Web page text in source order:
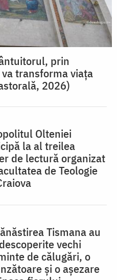
prin
transforma viața
2026)
Olteniei
la al treilea
de lectură organizat
de Teologie
Tismana au
vechi
de călugări, o
și o așezare